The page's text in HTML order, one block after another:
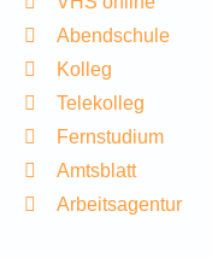
Abendschule
Kolleg
Telekolleg
Fernstudium
Amtsblatt
Arbeitsagentur